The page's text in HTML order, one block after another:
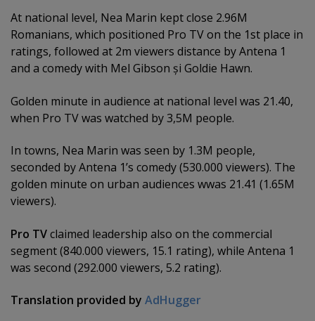
At national level, Nea Marin kept close 2.96M
Romanians, which positioned Pro TV on the 1st place in
ratings, followed at 2m viewers distance by Antena 1
and a comedy with Mel Gibson şi Goldie Hawn.
Golden minute in audience at national level was 21.40,
when Pro TV was watched by 3,5M people.
In towns, Nea Marin was seen by 1.3M people,
seconded by Antena 1’s comedy (530.000 viewers). The
golden minute on urban audiences wwas 21.41 (1.65M
viewers).
Pro TVclaimed leadership also on the commercial
segment (840.000 viewers, 15.1 rating), while Antena 1
was second (292.000 viewers, 5.2 rating).
Translation provided by AdHugger